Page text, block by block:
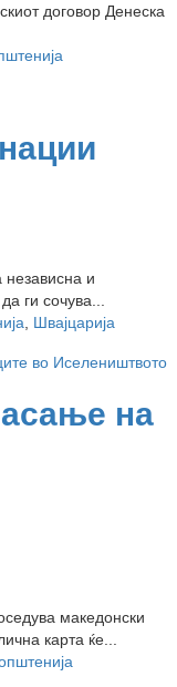
договор Денеска
независна и
ги сочува...
Швајцарија
на
македонски
карта ќе...